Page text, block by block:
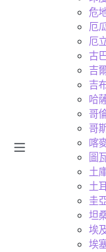
危
厄
厄
古
吉
吉
哈
哥
哥
喀
圖
土
土
圭
坦
埃
埃